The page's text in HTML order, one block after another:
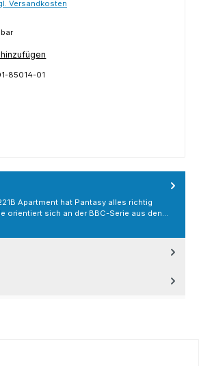
Versandkosten
85014-01
Apartment hat Pantasy alles richtig
orientiert sich an der BBC-Serie aus den…